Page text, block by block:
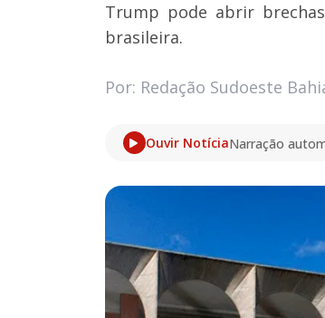
Trump pode abrir
brasileira.
Por: Redação Sudoeste
Ouvir NotíciaNarração